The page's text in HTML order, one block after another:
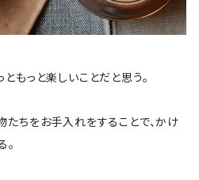
もっと楽しいことだと思う。
たちをお手入れをすることで、かけ
。